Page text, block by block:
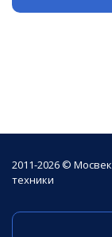
2011-2026 ©
техники